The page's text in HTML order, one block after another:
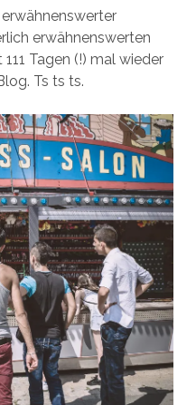
erwähnenswerten
Tagen (!) mal wieder
Ts ts ts.